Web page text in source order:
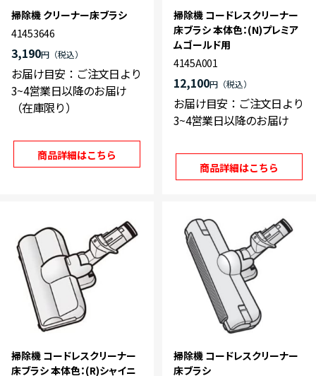
掃除機 クリーナー床ブラシ
41453646
3,190円
お届け目安：ご注文日より
3~4営業日以降のお届け
（在庫限り）
商品詳細はこちら
掃除機 コードレスクリーナー
床ブラシ 本体色：(N)プレミア
ムゴールド用
4145A001
12,100円
お届け目安：ご注文日より
3~4営業日以降のお届け
商品詳細はこちら
掃除機 コードレスクリーナー
床ブラシ 本体色：(R)シャイニ
掃除機 コードレスクリーナー
床ブラシ